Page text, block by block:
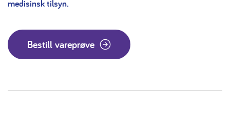
medisinsk tilsyn.
Bestill vareprøve